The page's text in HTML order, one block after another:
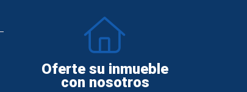
Oferte su inmueble
con nosotros